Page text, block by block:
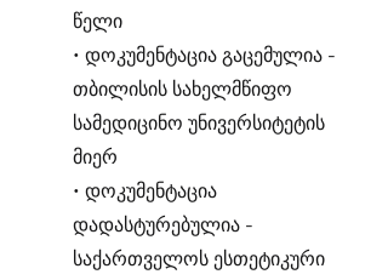
წელი
• დოკუმენტაცია გაცემულია -
თბილისის სახელმწიფო
სამედიცინო უნივერსიტეტის
მიერ
• დოკუმენტაცია
დადასტურებულია -
საქართველოს ესთეტიკური